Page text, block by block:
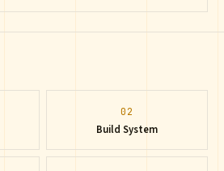
02
Build System